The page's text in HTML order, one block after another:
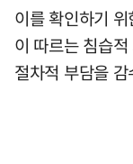
이를 확인하기
이 따르는 침습
절차적 부담을